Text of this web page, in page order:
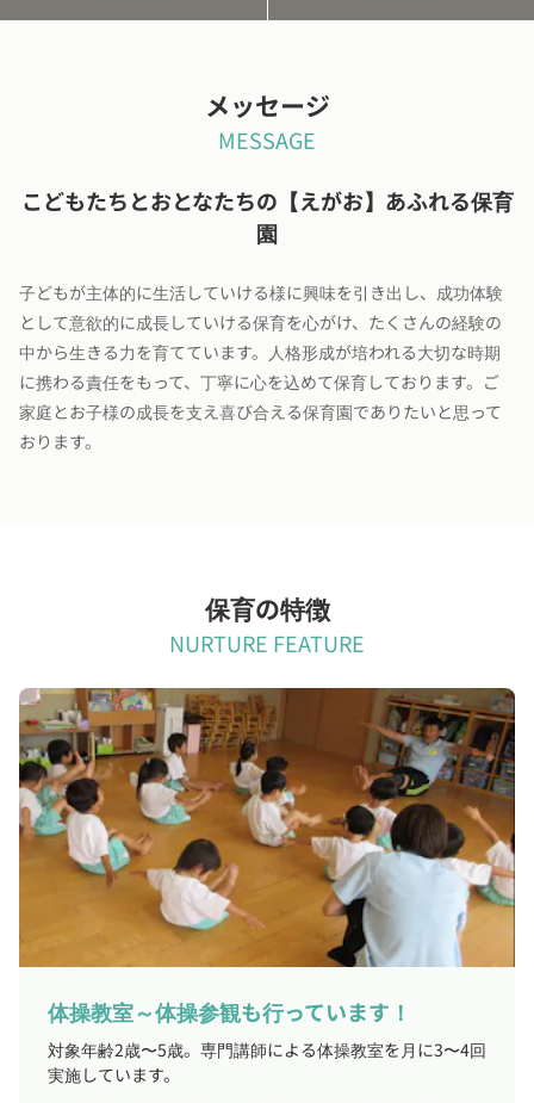
メッセージ
MESSAGE
こどもたちとおとなたちの【えがお】あふれる保育
園
子どもが主体的に生活していける様に興味を引き出し、成功体験
として意欲的に成長していける保育を心がけ、たくさんの経験の
中から生きる力を育てています。人格形成が培われる大切な時期
に携わる責任をもって、丁寧に心を込めて保育しております。ご
家庭とお子様の成長を支え喜び合える保育園でありたいと思って
おります。
保育の特徴
NURTURE FEATURE
体操教室～体操参観も行っています！
対象年齢2歳〜5歳。専門講師による体操教室を月に3〜4回
実施しています。